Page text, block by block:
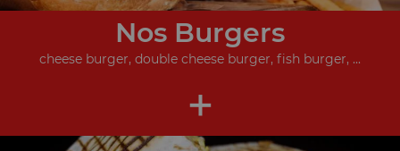
Nos Burgers
cheese burger, double cheese burger, fish burger, ...
+